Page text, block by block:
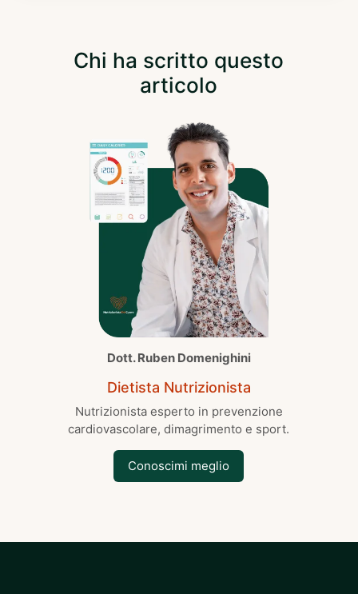
Chi ha scritto questo
articolo
Dott. Ruben Domenighini
Dietista Nutrizionista
Nutrizionista esperto in prevenzione
cardiovascolare, dimagrimento e sport.
Conoscimi meglio